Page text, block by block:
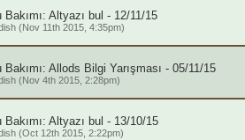
Bakımı: Altyazı bul - 12/11/15
(Nov 11th 2015, 4:35pm)
Bakımı: Allods Bilgi Yarışması - 05/11/15
(Nov 4th 2015, 2:28pm)
Bakımı: Altyazı bul - 13/10/15
(Oct 12th 2015, 2:22pm)